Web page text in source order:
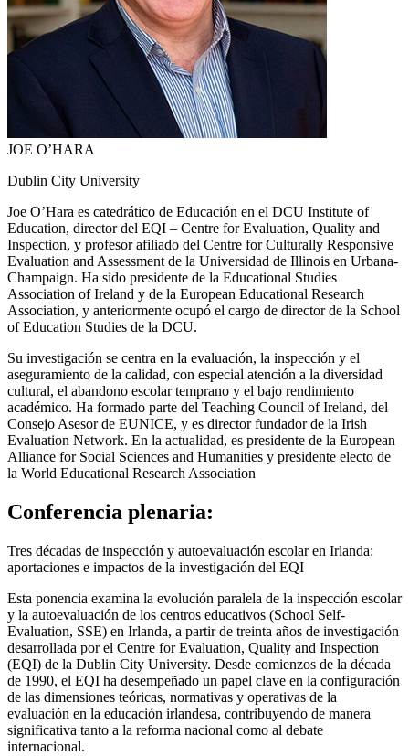
JOE O’HARA
Dublin City University
Joe O’Hara es catedrático de Educación en el DCU Institute of
Education, director del EQI – Centre for Evaluation, Quality and
Inspection, y profesor afiliado del Centre for Culturally Responsive
Evaluation and Assessment de la Universidad de Illinois en Urbana-
Champaign. Ha sido presidente de la Educational Studies
Association of Ireland y de la European Educational Research
Association, y anteriormente ocupó el cargo de director de la School
of Education Studies de la DCU.
Su investigación se centra en la evaluación, la inspección y el
aseguramiento de la calidad, con especial atención a la diversidad
cultural, el abandono escolar temprano y el bajo rendimiento
académico. Ha formado parte del Teaching Council of Ireland, del
Consejo Asesor de EUNICE, y es director fundador de la Irish
Evaluation Network. En la actualidad, es presidente de la European
Alliance for Social Sciences and Humanities y presidente electo de
la World Educational Research Association
Conferencia plenaria:
Tres décadas de inspección y autoevaluación escolar en Irlanda:
aportaciones e impactos de la investigación del EQI
Esta ponencia examina la evolución paralela de la inspección escolar
y la autoevaluación de los centros educativos (School Self-
Evaluation, SSE) en Irlanda, a partir de treinta años de investigación
desarrollada por el Centre for Evaluation, Quality and Inspection
(EQI) de la Dublin City University. Desde comienzos de la década
de 1990, el EQI ha desempeñado un papel clave en la configuración
de las dimensiones teóricas, normativas y operativas de la
evaluación en la educación irlandesa, contribuyendo de manera
significativa tanto a la reforma nacional como al debate
internacional.